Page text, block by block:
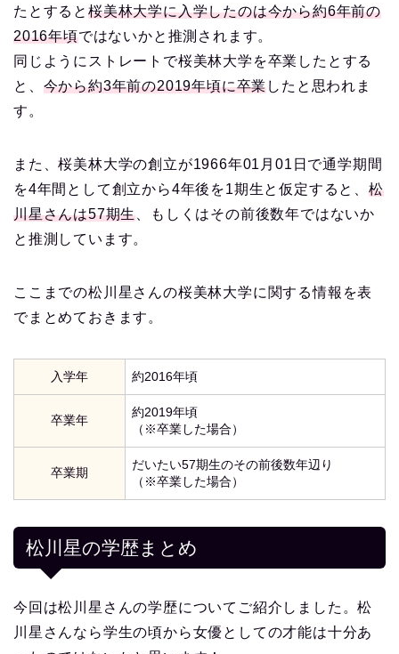
たとすると 桜美林大学に入学したのは今から約6年前の
2016年頃ではないかと推測されます。
同じようにストレートで桜美林大学を卒業したとする
と、 今から約3年前の2019年頃に卒業したと思われま
す。
また、桜美林大学の創立が1966年01月01日で通学期間
を4年間として創立から4年後を1期生と仮定すると、 松
川星さんは57期生、もしくはその前後数年ではないか
と推測しています。
ここまでの松川星さんの桜美林大学に関する情報を表
でまとめておきます。
入学年 約2016年頃
卒業年
約2019年頃
（※卒業した場合）
卒業期
だいたい57期生のその前後数年辺り
（※卒業した場合）
松川星の学歴まとめ
今回は松川星さんの学歴についてご紹介しました。松
川星さんなら学生の頃から女優としての才能は十分あ